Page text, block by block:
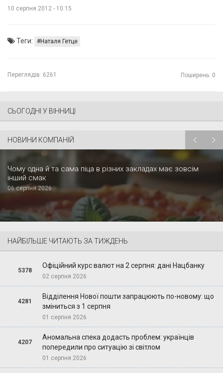
10 серпня 2012 - 10:15
Теги: Наталя Гетце
Переглядів: 6261 Поширень: 0
СЬОГОДНІ У ВІННИЦІ
НОВИНИ КОМПАНІЙ
Чому одна й та сама піца в різних закладах має зовсім
інший смак
06 серпня 2026
НАЙБІЛЬШЕ ЧИТАЮТЬ ЗА ТИЖДЕНЬ
5378
Офіційний курс валют на 2 серпня: дані Нацбанку
02 серпня 2026
4281
Відділення Нової пошти запрацюють по-новому: що
зміниться з 1 серпня
01 серпня 2026
4207
Аномальна спека додасть проблем: українців
попередили про ситуацію зі світлом
01 серпня 2026